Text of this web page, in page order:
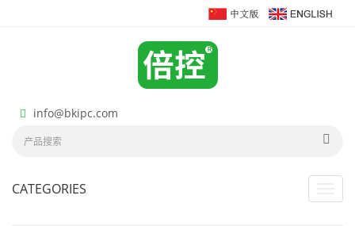
info@bkipc.com
CATEGORIES